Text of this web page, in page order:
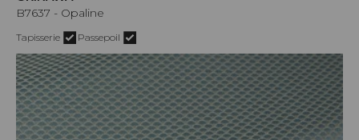
B7637 - Opaline
Tapisserie Passepoil